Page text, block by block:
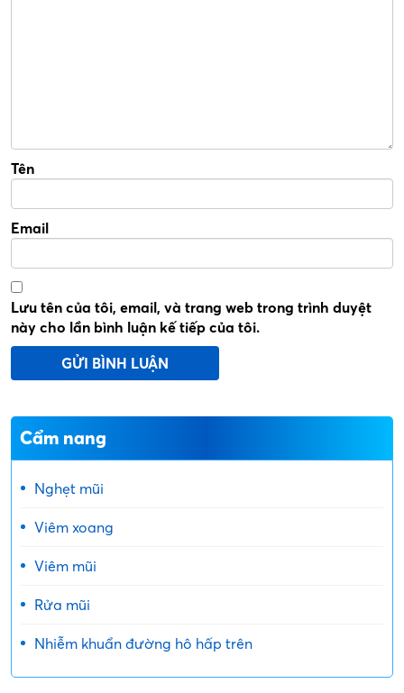
Tên
Email
Lưu tên của tôi, email, và trang web trong trình duyệt
này cho lần bình luận kế tiếp của tôi.
Cẩm nang
Nghẹt mũi
Viêm xoang
Viêm mũi
Rửa mũi
Nhiễm khuẩn đường hô hấp trên